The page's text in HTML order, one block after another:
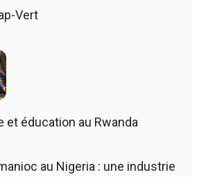
Vert
et éducation au Rwanda
au Nigeria : une industrie